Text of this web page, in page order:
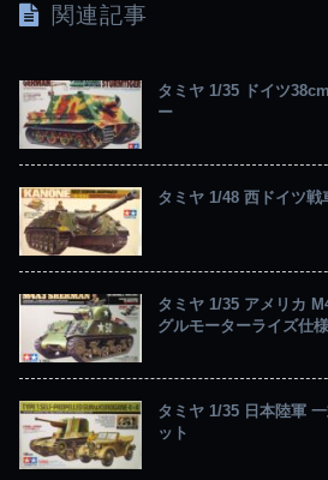
関連記事
タミヤ 1/35 ドイツ
ー
タミヤ 1/48 西ドイツ戦
タミヤ 1/35 アメリカ
グルモーターライズ仕様
タミヤ 1/35 日本陸軍
ット